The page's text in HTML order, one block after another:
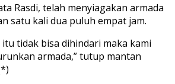
Rasdi, telah menyiagakan armada
satu kali dua puluh empat jam.
tidak bisa dihindari maka kami
armada,” tutup mantan